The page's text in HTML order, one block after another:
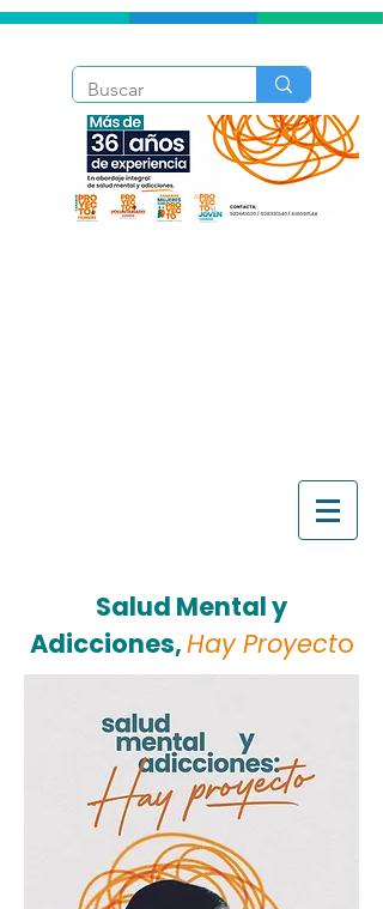
Salud Mental y
Adicciones,Hay Proyecto